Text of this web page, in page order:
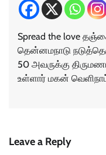
Spread the love
தென்னமநாடு
50 அவருக்கு
உள்ளார் மகன்
Leave a Reply